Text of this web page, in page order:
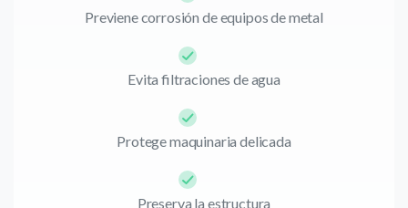
Previene corrosión de equipos de metal
Evita filtraciones de agua
Protege maquinaria delicada
Preserva la estructura